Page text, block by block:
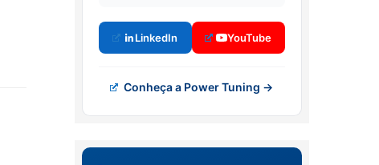
LinkedIn YouTube
Conheça a Power Tuning →